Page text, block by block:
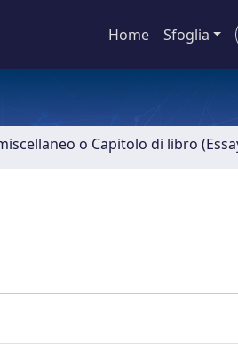
Home Sfoglia
o Capitolo di libro